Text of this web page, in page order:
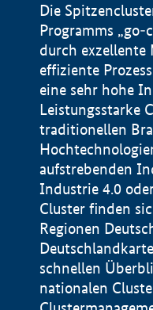
Die
Programms „go-
durch exzellente
effiziente
eine sehr hohe
Leistungsstarke
traditionellen
aufstrebenden
Industrie 4.0
Cluster finden
Regionen
schnellen
nationalen